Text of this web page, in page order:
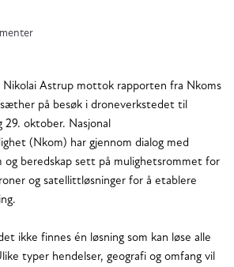
Nikolai Astrup mottok rapporten fra Nkoms
på besøk i droneverkstedet til
29. oktober. Nasjonal
(Nkom) har gjennom dialog med
og beredskap sett på mulighetsrommet for
og satellittløsninger for å etablere
ikke finnes én løsning som kan løse alle
typer hendelser, geografi og omfang vil